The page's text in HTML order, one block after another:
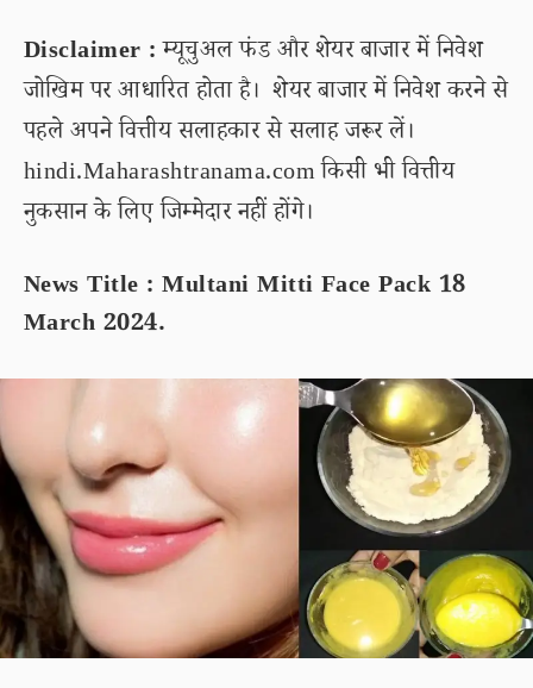
Disclaimer :म्यूचुअल फंड और शेयर बाजार में निवेश
जोखिम पर आधारित होता है। शेयर बाजार में निवेश करने से
पहले अपने वित्तीय सलाहकार से सलाह जरूर लें।
hindi.Maharashtranama.com किसी भी वित्तीय
नुकसान के लिए जिम्मेदार नहीं होंगे।
News Title : Multani Mitti Face Pack 18
March 2024.